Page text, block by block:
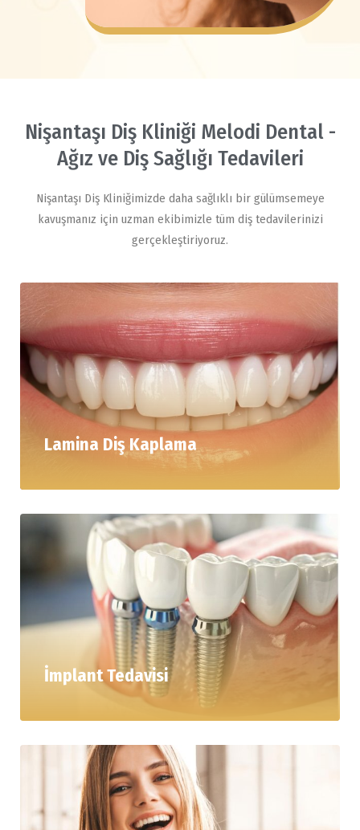
Nişantaşı Diş Kliniği Melodi Dental -
Ağız ve Diş Sağlığı Tedavileri
Nişantaşı Diş Kliniğimizde daha sağlıklı bir gülümsemeye
kavuşmanız için uzman ekibimizle tüm diş tedavilerinizi
gerçekleştiriyoruz.
Lamina Diş Kaplama
İmplant Tedavisi